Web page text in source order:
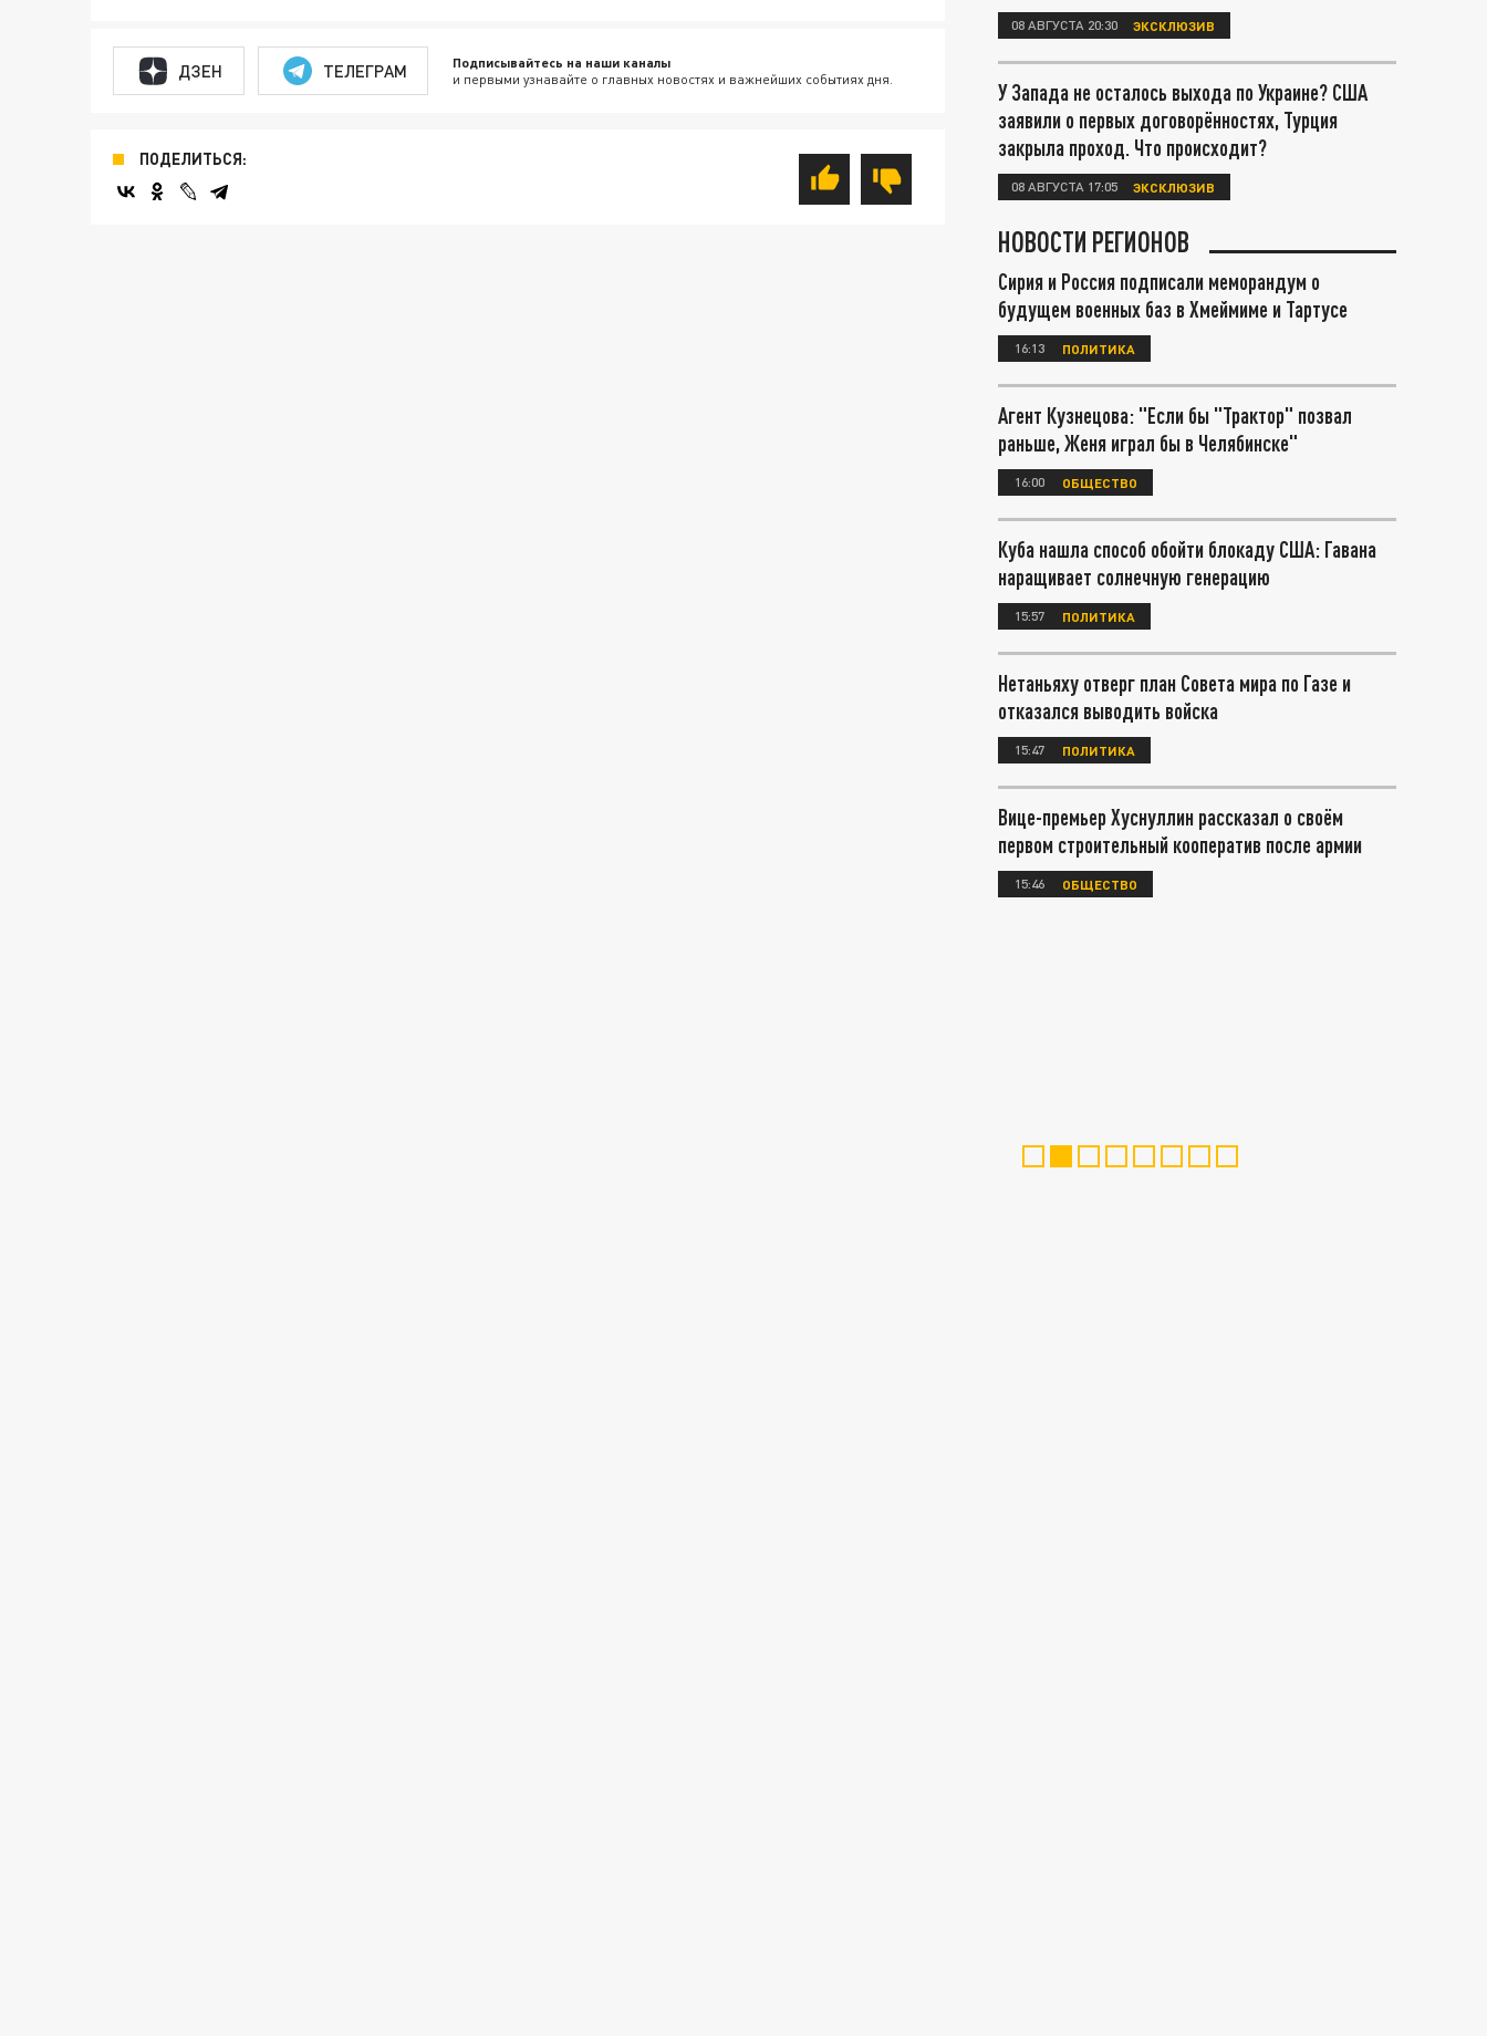
ДЗЕН ТЕЛЕГРАМ Подписывайтесь на наши каналы
и первыми узнавайте о главных новостях и важнейших событиях дня.
ПОДЕЛИТЬСЯ:
08 АВГУСТА 20:30 ЭКСКЛЮЗИВ
У Запада не осталось выхода по Украине? США
заявили о первых договорённостях, Турция
закрыла проход. Что происходит?
08 АВГУСТА 17:05 ЭКСКЛЮЗИВ
НОВОСТИ РЕГИОНОВ
Сирия и Россия подписали меморандум о
будущем военных баз в Хмеймиме и Тартусе
16:13 ПОЛИТИКА
Агент Кузнецова: "Если бы "Трактор" позвал
раньше, Женя играл бы в Челябинске"
16:00 ОБЩЕСТВО
Куба нашла способ обойти блокаду США: Гавана
наращивает солнечную генерацию
15:57 ПОЛИТИКА
Нетаньяху отверг план Совета мира по Газе и
отказался выводить войска
15:47 ПОЛИТИКА
Вице-премьер Хуснуллин рассказал о своём
первом строительный кооператив после армии
15:46 ОБЩЕСТВО